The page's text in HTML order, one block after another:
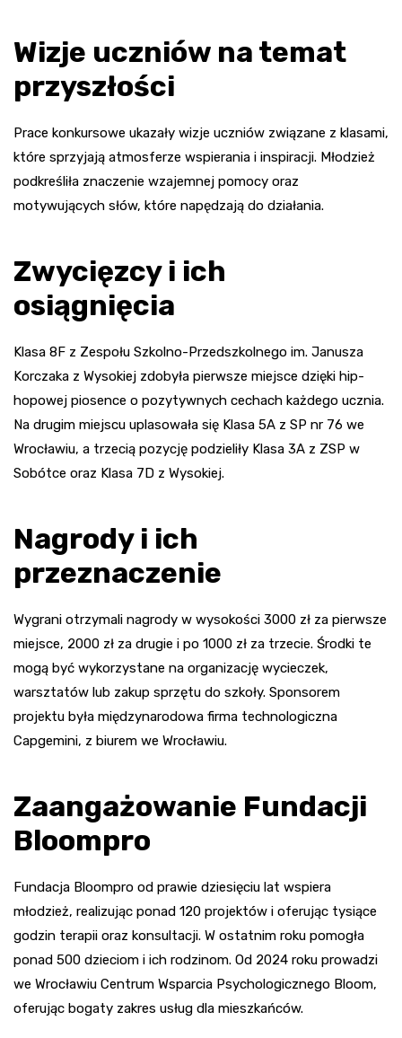
Wizje uczniów na temat
przyszłości
Prace konkursowe ukazały wizje uczniów związane z klasami,
które sprzyjają atmosferze wspierania i inspiracji. Młodzież
podkreśliła znaczenie wzajemnej pomocy oraz
motywujących słów, które napędzają do działania.
Zwycięzcy i ich
osiągnięcia
Klasa 8F z Zespołu Szkolno-Przedszkolnego im. Janusza
Korczaka z Wysokiej zdobyła pierwsze miejsce dzięki hip-
hopowej piosence o pozytywnych cechach każdego ucznia.
Na drugim miejscu uplasowała się Klasa 5A z SP nr 76 we
Wrocławiu, a trzecią pozycję podzieliły Klasa 3A z ZSP w
Sobótce oraz Klasa 7D z Wysokiej.
Nagrody i ich
przeznaczenie
Wygrani otrzymali nagrody w wysokości 3000 zł za pierwsze
miejsce, 2000 zł za drugie i po 1000 zł za trzecie. Środki te
mogą być wykorzystane na organizację wycieczek,
warsztatów lub zakup sprzętu do szkoły. Sponsorem
projektu była międzynarodowa firma technologiczna
Capgemini, z biurem we Wrocławiu.
Zaangażowanie Fundacji
Bloompro
Fundacja Bloompro od prawie dziesięciu lat wspiera
młodzież, realizując ponad 120 projektów i oferując tysiące
godzin terapii oraz konsultacji. W ostatnim roku pomogła
ponad 500 dzieciom i ich rodzinom. Od 2024 roku prowadzi
we Wrocławiu Centrum Wsparcia Psychologicznego Bloom,
oferując bogaty zakres usług dla mieszkańców.